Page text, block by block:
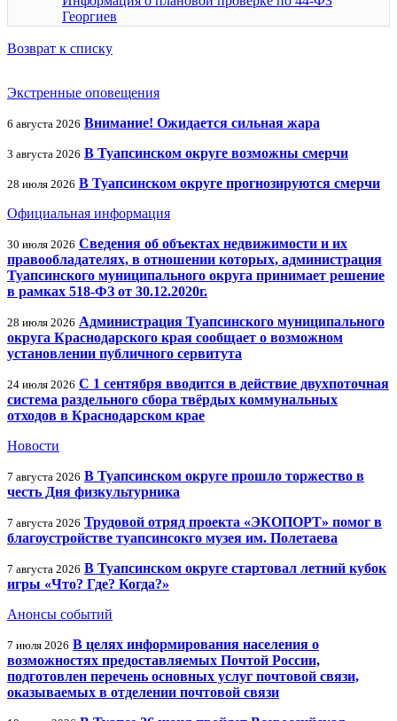
Георгиев
Возврат к списку
Экстренные оповещения
6 августа 2026 Внимание! Ожидается сильная жара
3 августа 2026 В Туапсинском округе возможны смерчи
28 июля 2026 В Туапсинском округе прогнозируются смерчи
Официальная информация
30 июля 2026 Сведения об объектах недвижимости и их
правообладателях, в отношении которых, администрация
Туапсинского муниципального округа принимает решение
в рамках 518-ФЗ от 30.12.2020г.
28 июля 2026 Администрация Туапсинского муниципального
округа Краснодарского края сообщает о возможном
установлении публичного сервитута
24 июля 2026 С 1 сентября вводится в действие двухпоточная
система раздельного сбора твёрдых коммунальных
отходов в Краснодарском крае
Новости
7 августа 2026 В Туапсинском округе прошло торжество в
честь Дня физкультурника
7 августа 2026 Трудовой отряд проекта «ЭКОПОРТ» помог в
благоустройстве туапсинсокго музея им. Полетаева
7 августа 2026 В Туапсинском округе стартовал летний кубок
игры «Что? Где? Когда?»
Анонсы событий
7 июля 2026 В целях информирования населения о
возможностях предоставляемых Почтой России,
подготовлен перечень основных услуг почтовой связи,
оказываемых в отделении почтовой связи